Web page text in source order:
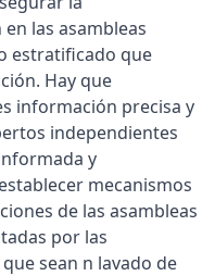
las asambleas
estratificado que
Hay que
información precisa y
independientes
y
mecanismos
de las asambleas
por las
sean n lavado de